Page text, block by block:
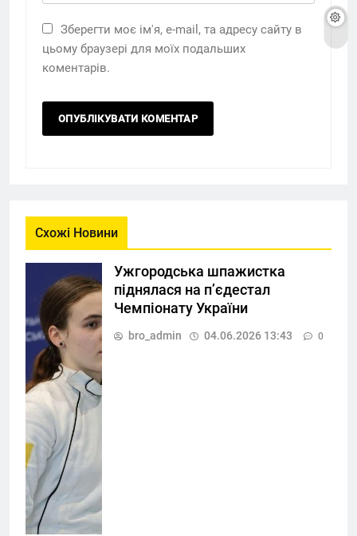
Зберегти моє ім'я, e-mail, та адресу сайту в
цьому браузері для моїх подальших
коментарів.
Схожі Новини
Ужгородська шпажистка
піднялася на п’єдестал
Чемпіонату України
bro_admin 04.06.2026 13:43 0